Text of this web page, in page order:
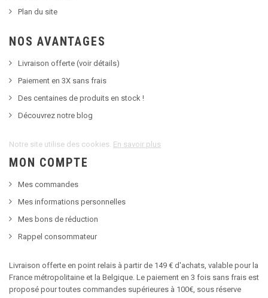
Plan du site
NOS AVANTAGES
Livraison offerte (voir détails)
Paiement en 3X sans frais
Des centaines de produits en stock !
Découvrez notre blog
Notre site utilise des cookies. En savoir plus
MON COMPTE
Mes commandes
Mes informations personnelles
Mes bons de réduction
Rappel consommateur
Livraison offerte en point relais à partir de 149 € d'achats, valable pour la
France métropolitaine et la Belgique. Le paiement en 3 fois sans frais est
proposé pour toutes commandes supérieures à 100€, sous réserve